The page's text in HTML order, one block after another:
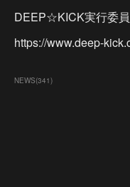
DEEP☆KICK実行委員
https://www.deep-
NEWS(341)